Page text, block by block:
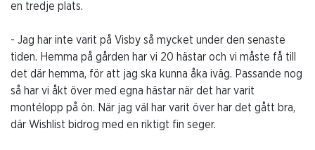
en tredje plats.
- Jag har inte varit på Visby så mycket under den senaste
tiden. Hemma på gården har vi 20 hästar och vi måste få till
det där hemma, för att jag ska kunna åka iväg. Passande nog
så har vi åkt över med egna hästar när det har varit
montélopp på ön. När jag väl har varit över har det gått bra,
där Wishlist bidrog med en riktigt fin seger.